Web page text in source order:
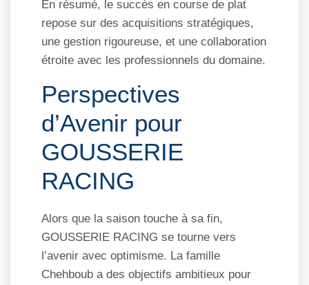
En résumé, le succès en course de plat
repose sur des acquisitions stratégiques,
une gestion rigoureuse, et une collaboration
étroite avec les professionnels du domaine.
Perspectives
d’Avenir pour
GOUSSERIE
RACING
Alors que la saison touche à sa fin,
GOUSSERIE RACING se tourne vers
l’avenir avec optimisme. La famille
Chehboub a des objectifs ambitieux pour